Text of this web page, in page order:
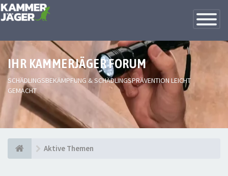
Toggle
IHR KAMMERJÄGER FORUM
SCHÄDLINGSBEKÄMPFUNG & SCHÄDLINGSPRÄVENTION LEICHT
GEMACHT
Aktive Themen